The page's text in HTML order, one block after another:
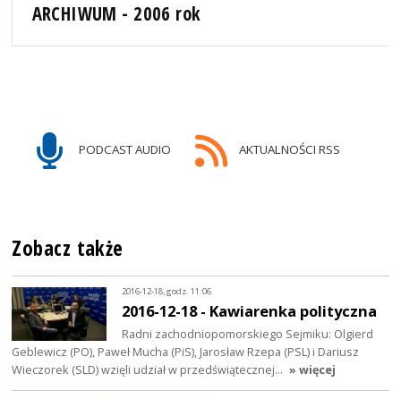
ARCHIWUM - 2006 rok
PODCAST AUDIO AKTUALNOŚCI RSS
Zobacz także
2016-12-18, godz. 11:06
2016-12-18 - Kawiarenka polityczna
Radni zachodniopomorskiego Sejmiku: Olgierd
Geblewicz (PO), Paweł Mucha (PiS), Jarosław Rzepa (PSL) i Dariusz
Wieczorek (SLD) wzięli udział w przedświątecznej… » więcej